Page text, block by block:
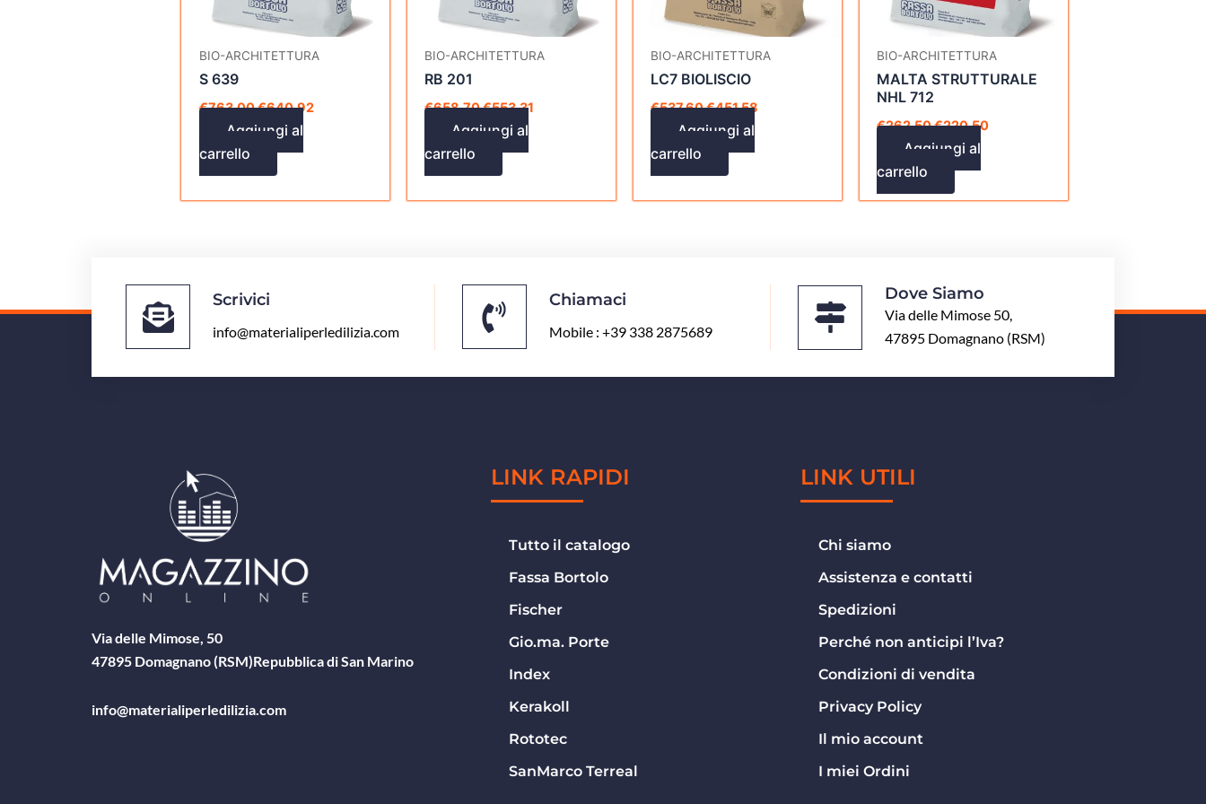
BIO-ARCHITETTURA
S 639
€763,00€640,92
Aggiungi al
carrello
BIO-ARCHITETTURA
RB 201
€658,70€553,31
Aggiungi al
carrello
BIO-ARCHITETTURA
LC7 BIOLISCIO
€537,60€451,58
Aggiungi al
carrello
BIO-ARCHITETTURA
MALTA STRUTTURALE
NHL 712
€262,50€220,50
Aggiungi al
carrello
Scrivici
info@materialiperledilizia.com
Chiamaci
Mobile : +39 338 2875689
Dove Siamo
Via delle Mimose 50,
47895 Domagnano (RSM)
Via delle Mimose, 50
47895 Domagnano (RSM)Repubblica di San Marino
info@materialiperledilizia.com
LINK RAPIDI
Tutto il catalogo
Fassa Bortolo
Fischer
Gio.ma. Porte
Index
Kerakoll
Rototec
SanMarco Terreal
LINK UTILI
Chi siamo
Assistenza e contatti
Spedizioni
Perché non anticipi l’Iva?
Condizioni di vendita
Privacy Policy
Il mio account
I miei Ordini